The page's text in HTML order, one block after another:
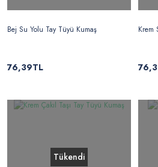
Bej Su Yolu Tay Tüyü Kumaş
76,39TL
Krem
Tükendi